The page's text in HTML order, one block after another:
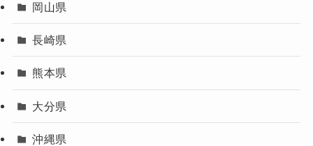
岡山県
長崎県
熊本県
大分県
沖縄県